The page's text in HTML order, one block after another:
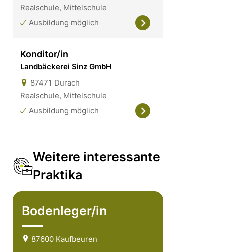
Realschule, Mittelschule
Ausbildung möglich
Konditor/in
Landbäckerei Sinz GmbH
87471 Durach
Realschule, Mittelschule
Ausbildung möglich
Weitere interessante
Praktika
Bodenleger/in
87600 Kaufbeuren